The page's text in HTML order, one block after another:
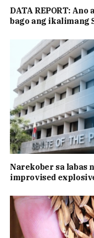
DATA REPORT:
bago ang ikalimang
Narekober sa labas
improvised